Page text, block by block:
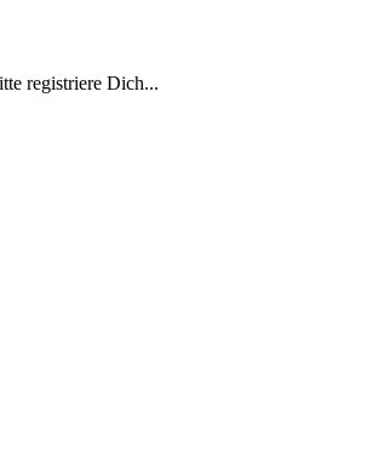
registriere Dich...